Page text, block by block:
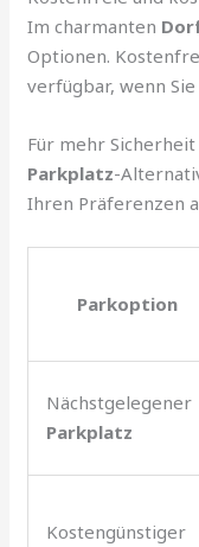
Im charmanten
Optionen.
verfügbar, wenn
Für mehr
Parkplatz-
Ihren Präferenzen
Parkoption
Nächstgelegener
Parkplatz
Kostengünstiger